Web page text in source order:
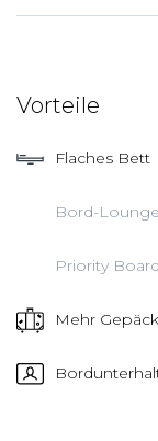
Vorteile
Flaches Bett
Bord-Lounge
Priority
Mehr Gepäck